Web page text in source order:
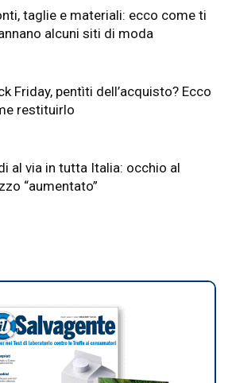
taglie e materiali: ecco come ti
alcuni siti di moda
Friday, pentìti dell’acquisto? Ecco
restituirlo
al via in tutta Italia: occhio al
“aumentato”